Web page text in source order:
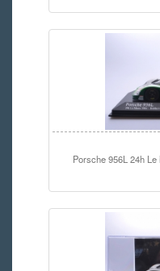
Porsche 956L 24h